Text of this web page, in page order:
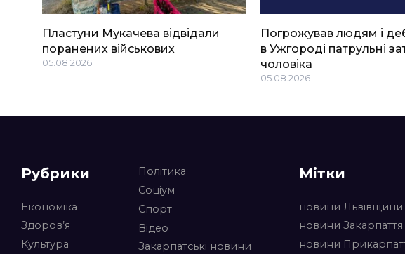
Пластуни Мукачева відвідали
поранених військових
05.08.2026
Погрожував людям і
в Ужгороді патрульні
чоловіка
05.08.2026
Рубрики
Економіка
Здоров’я
Культура
Політика
Соціум
Спорт
Відео
Закарпатські новини
Мітки
новини Львівщини
новини Закарпаття
новини